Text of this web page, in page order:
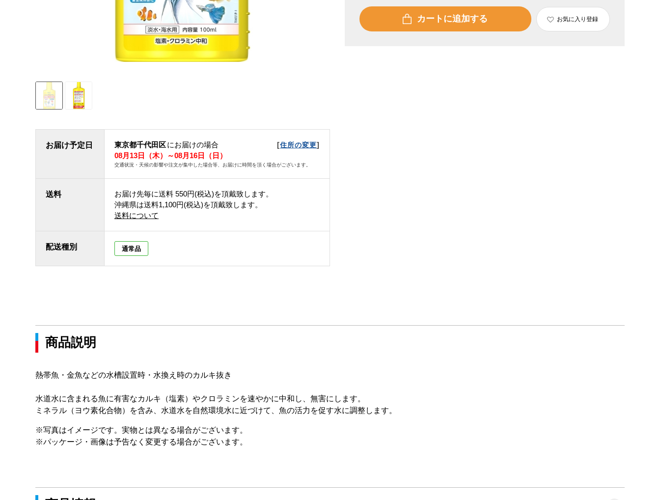
お届け予定日 東京都千代田区にお届けの場合 [住所の変更]
08月13日（木）～08月16日（日）
交通状況・天候の影響や注文が集中した場合等、お届けに時間を頂く場合がございます。
送料 お届け先毎に送料 550円(税込)を頂戴致します。
沖縄県は送料1,100円(税込)を頂戴致します。
送料について
配送種別 通常品
カートに追加する お気に入り登録
商品説明
熱帯魚・金魚などの水槽設置時・水換え時のカルキ抜き
水道水に含まれる魚に有害なカルキ（塩素）やクロラミンを速やかに中和し、無害にします。
ミネラル（ヨウ素化合物）を含み、水道水を自然環境水に近づけて、魚の活力を促す水に調整します。
※写真はイメージです。実物とは異なる場合がございます。
※パッケージ・画像は予告なく変更する場合がございます。